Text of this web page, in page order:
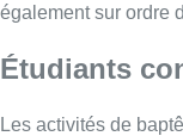
également sur ordre
Étudiants
Les activités de